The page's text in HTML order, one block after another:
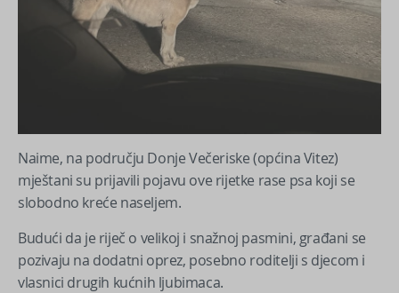
Naime, na području Donje Večeriske (općina Vitez)
mještani su prijavili pojavu ove rijetke rase psa koji se
slobodno kreće naseljem.
Budući da je riječ o velikoj i snažnoj pasmini, građani se
pozivaju na dodatni oprez, posebno roditelji s djecom i
vlasnici drugih kućnih ljubimaca.